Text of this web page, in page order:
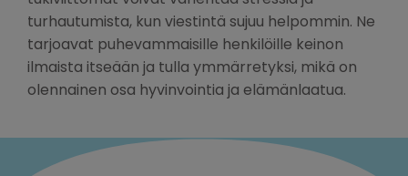
turhautumista, kun viestintä sujuu helpommin. Ne
tarjoavat puhevammaisille henkilöille keinon
ilmaista itseään ja tulla ymmärretyksi, mikä on
olennainen osa hyvinvointia ja elämänlaatua.